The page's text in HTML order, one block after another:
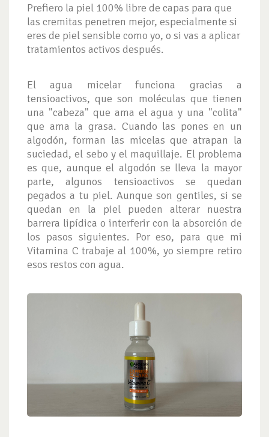
Prefiero la piel 100% libre de capas para que
las cremitas penetren mejor, especialmente si
eres de piel sensible como yo, o si vas a aplicar
tratamientos activos después.
El agua micelar funciona gracias a
tensioactivos, que son moléculas que tienen
una "cabeza" que ama el agua y una "colita"
que ama la grasa. Cuando las pones en un
algodón, forman las micelas que atrapan la
suciedad, el sebo y el maquillaje. El problema
es que, aunque el algodón se lleva la mayor
parte, algunos tensioactivos se quedan
pegados a tu piel. Aunque son gentiles, si se
quedan en la piel pueden alterar nuestra
barrera lipídica o interferir con la absorción de
los pasos siguientes. Por eso, para que mi
Vitamina C trabaje al 100%, yo siempre retiro
esos restos con agua.